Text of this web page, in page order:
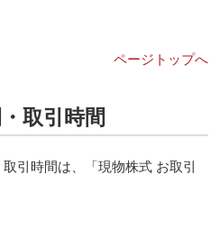
ページトップへ
取引時間
引時間は、「現物株式 お取引